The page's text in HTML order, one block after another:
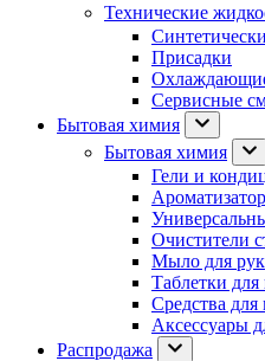
Технические
Присадки
Сервисные
Бытовая химия
Бытовая химия
Гели и
Очистители
Мыло для рук
Таблетки
Средства
Аксессуары
Распродажа